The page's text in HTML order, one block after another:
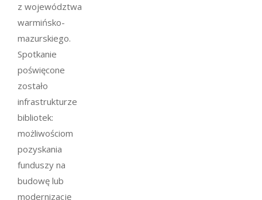
z województwa
warmińsko-
mazurskiego.
Spotkanie
poświęcone
zostało
infrastrukturze
bibliotek:
możliwościom
pozyskania
funduszy na
budowę lub
modernizację